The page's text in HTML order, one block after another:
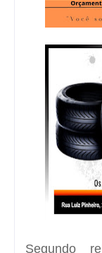
Segundo